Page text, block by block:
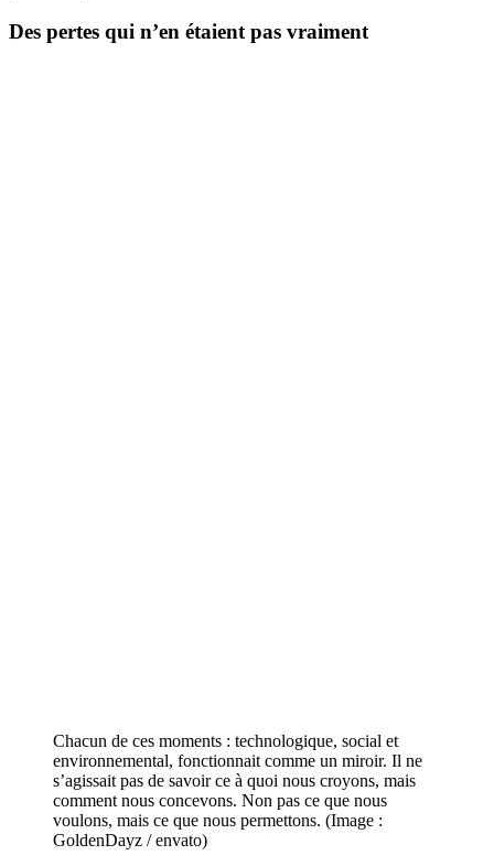
Des pertes qui n’en étaient pas vraiment
Chacun de ces moments : technologique, social et
environnemental, fonctionnait comme un miroir. Il ne
s’agissait pas de savoir ce à quoi nous croyons, mais
comment nous concevons. Non pas ce que nous
voulons, mais ce que nous permettons. (Image :
GoldenDayz / envato)